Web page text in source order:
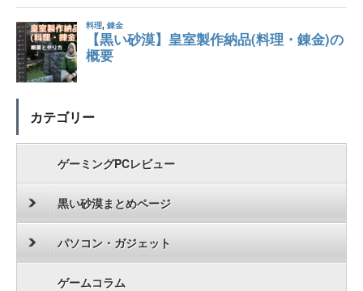
カテゴリー
ゲーミングPCレビュー
黒い砂漠まとめページ
パソコン・ガジェット
ゲームコラム